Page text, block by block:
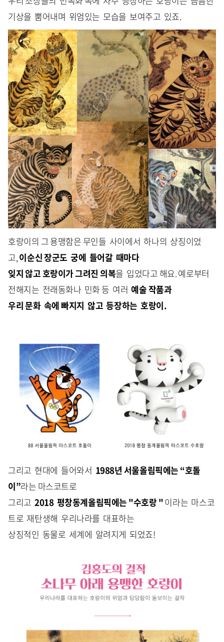
기상을 뿜어내며 위엄있는 모습을 보여주고 있죠.
호랑이의 그 용맹함은 무인들 사이에서 하나의 상징이었
고,이순신 장군도 궁에 들어갈 때마다
잊지 않고 호랑이가 그려진 의복을 입었다고 해요. 예로부터
전해지는 전래동화나 민화 등 여러 예술 작품과
우리 문화 속에 빠지지 않고 등장하는 호랑이.
그리고 현대에 들어와서 1988년 서울올림픽에는 “호돌
이”라는 마스코트로
그리고 2018 평창동계올림픽에는 "수호랑 "이라는 마스코
트로 재탄생해 우리나라를 대표하는
상징적인 동물로 세계에 알려지게 되었죠!